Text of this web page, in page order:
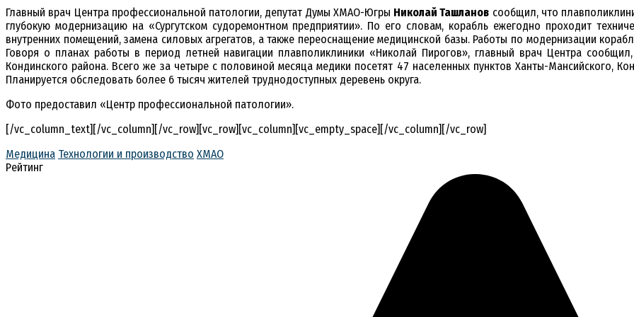
Главный врач Центра профессиональной патологии, депутат Думы ХМАО-Югры Николай Ташланов сообщил, что
глубокую модернизацию на «Сургутском судоремонтном предприятии». По его словам, корабль ежегодно проходит
внутренних помещений, замена силовых агрегатов, а также переоснащение медицинской базы. Работы по модернизации
Говоря о планах работы в период летней навигации плавполиклиники «Николай Пирогов», главный врач Центра
Кондинского района. Всего же за четыре с половиной месяца медики посетят 47 населенных пунктов Ханты-Мансийского,
Планируется обследовать более 6 тысяч жителей труднодоступных деревень округа.
Фото предоставил «Центр профессиональной патологии».
[/vc_column_text][/vc_column][/vc_row][vc_row][vc_column][vc_empty_space][/vc_column][/vc_row]
Медицина Технологии и производство ХМАО
Рейтинг